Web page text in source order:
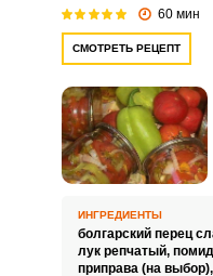
60 мин
СМОТРЕТЬ РЕЦЕПТ
ИНГРЕДИЕНТЫ
болгарский перец
лук репчатый,
приправа (на выбор),